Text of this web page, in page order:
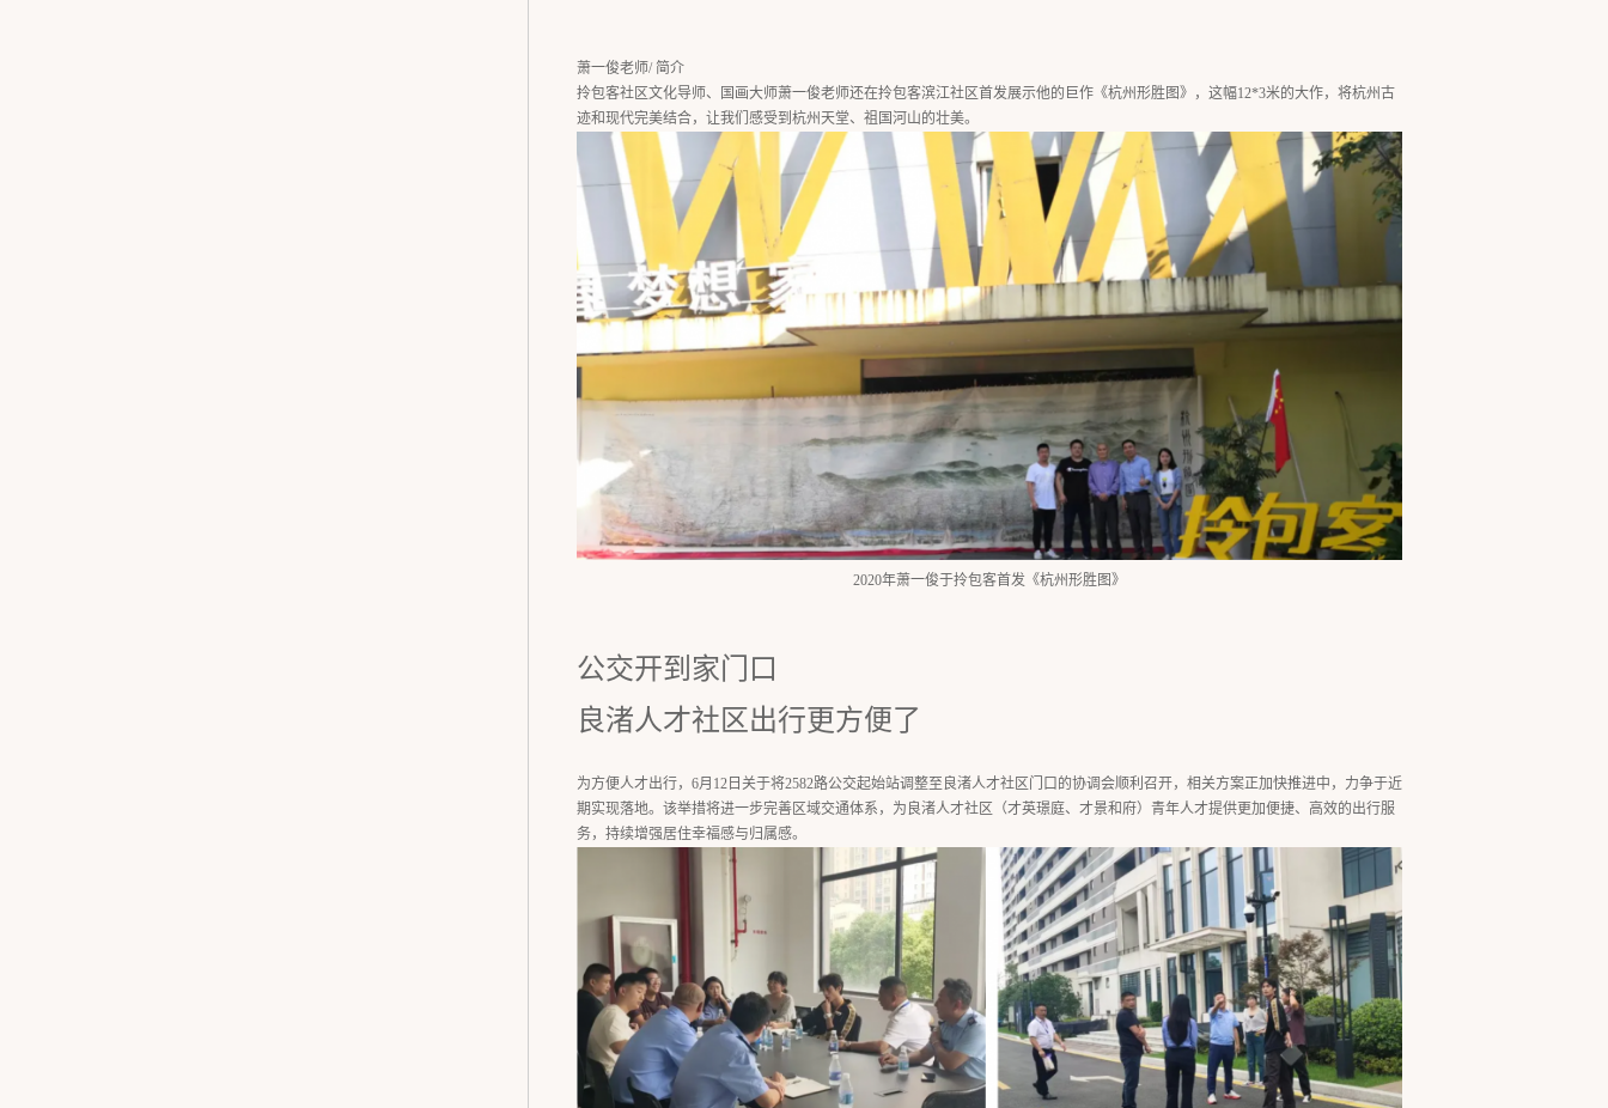
萧一俊老师/ 简介
拎包客社区文化导师、国画大师萧一俊老师还在拎包客滨江社区首发展示他的巨作《杭州形胜图》，这幅12*3米的大作，将杭州古
迹和现代完美结合，让我们感受到杭州天堂、祖国河山的壮美。
2020年萧一俊于拎包客首发《杭州形胜图》
公交开到家门口
良渚人才社区出行更方便了
为方便人才出行，6月12日关于将2582路公交起始站调整至良渚人才社区门口的协调会顺利召开，相关方案正加快推进中，力争于近
期实现落地。该举措将进一步完善区域交通体系，为良渚人才社区（才英璟庭、才景和府）青年人才提供更加便捷、高效的出行服
务，持续增强居住幸福感与归属感。